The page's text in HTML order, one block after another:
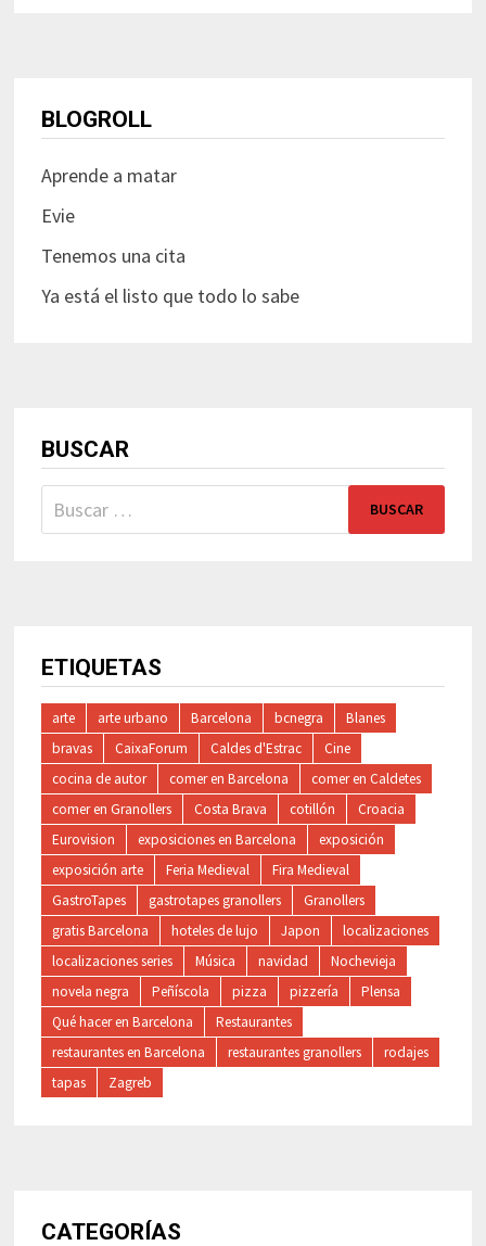
BLOGROLL
Aprende a matar
Evie
Tenemos una cita
Ya está el listo que todo lo sabe
BUSCAR
Buscar:
ETIQUETAS
arte arte urbano Barcelona bcnegra
Blanes
bravas
CaixaForum Caldes d'Estrac
Cine
cocina de autor
comer en Barcelona
comer en Caldetes
comer en Granollers
Costa Brava cotillón
Croacia
Eurovision
exposiciones en Barcelona
exposición
exposición arte
Feria Medieval
Fira Medieval
GastroTapes
gastrotapes granollers
Granollers
gratis Barcelona
hoteles de lujo Japon
localizaciones
localizaciones series
Música navidad
Nochevieja
novela negra
Peñíscola pizza pizzería
Plensa
Qué hacer en Barcelona
Restaurantes
restaurantes en Barcelona
restaurantes granollers
rodajes
tapas
Zagreb
CATEGORÍAS